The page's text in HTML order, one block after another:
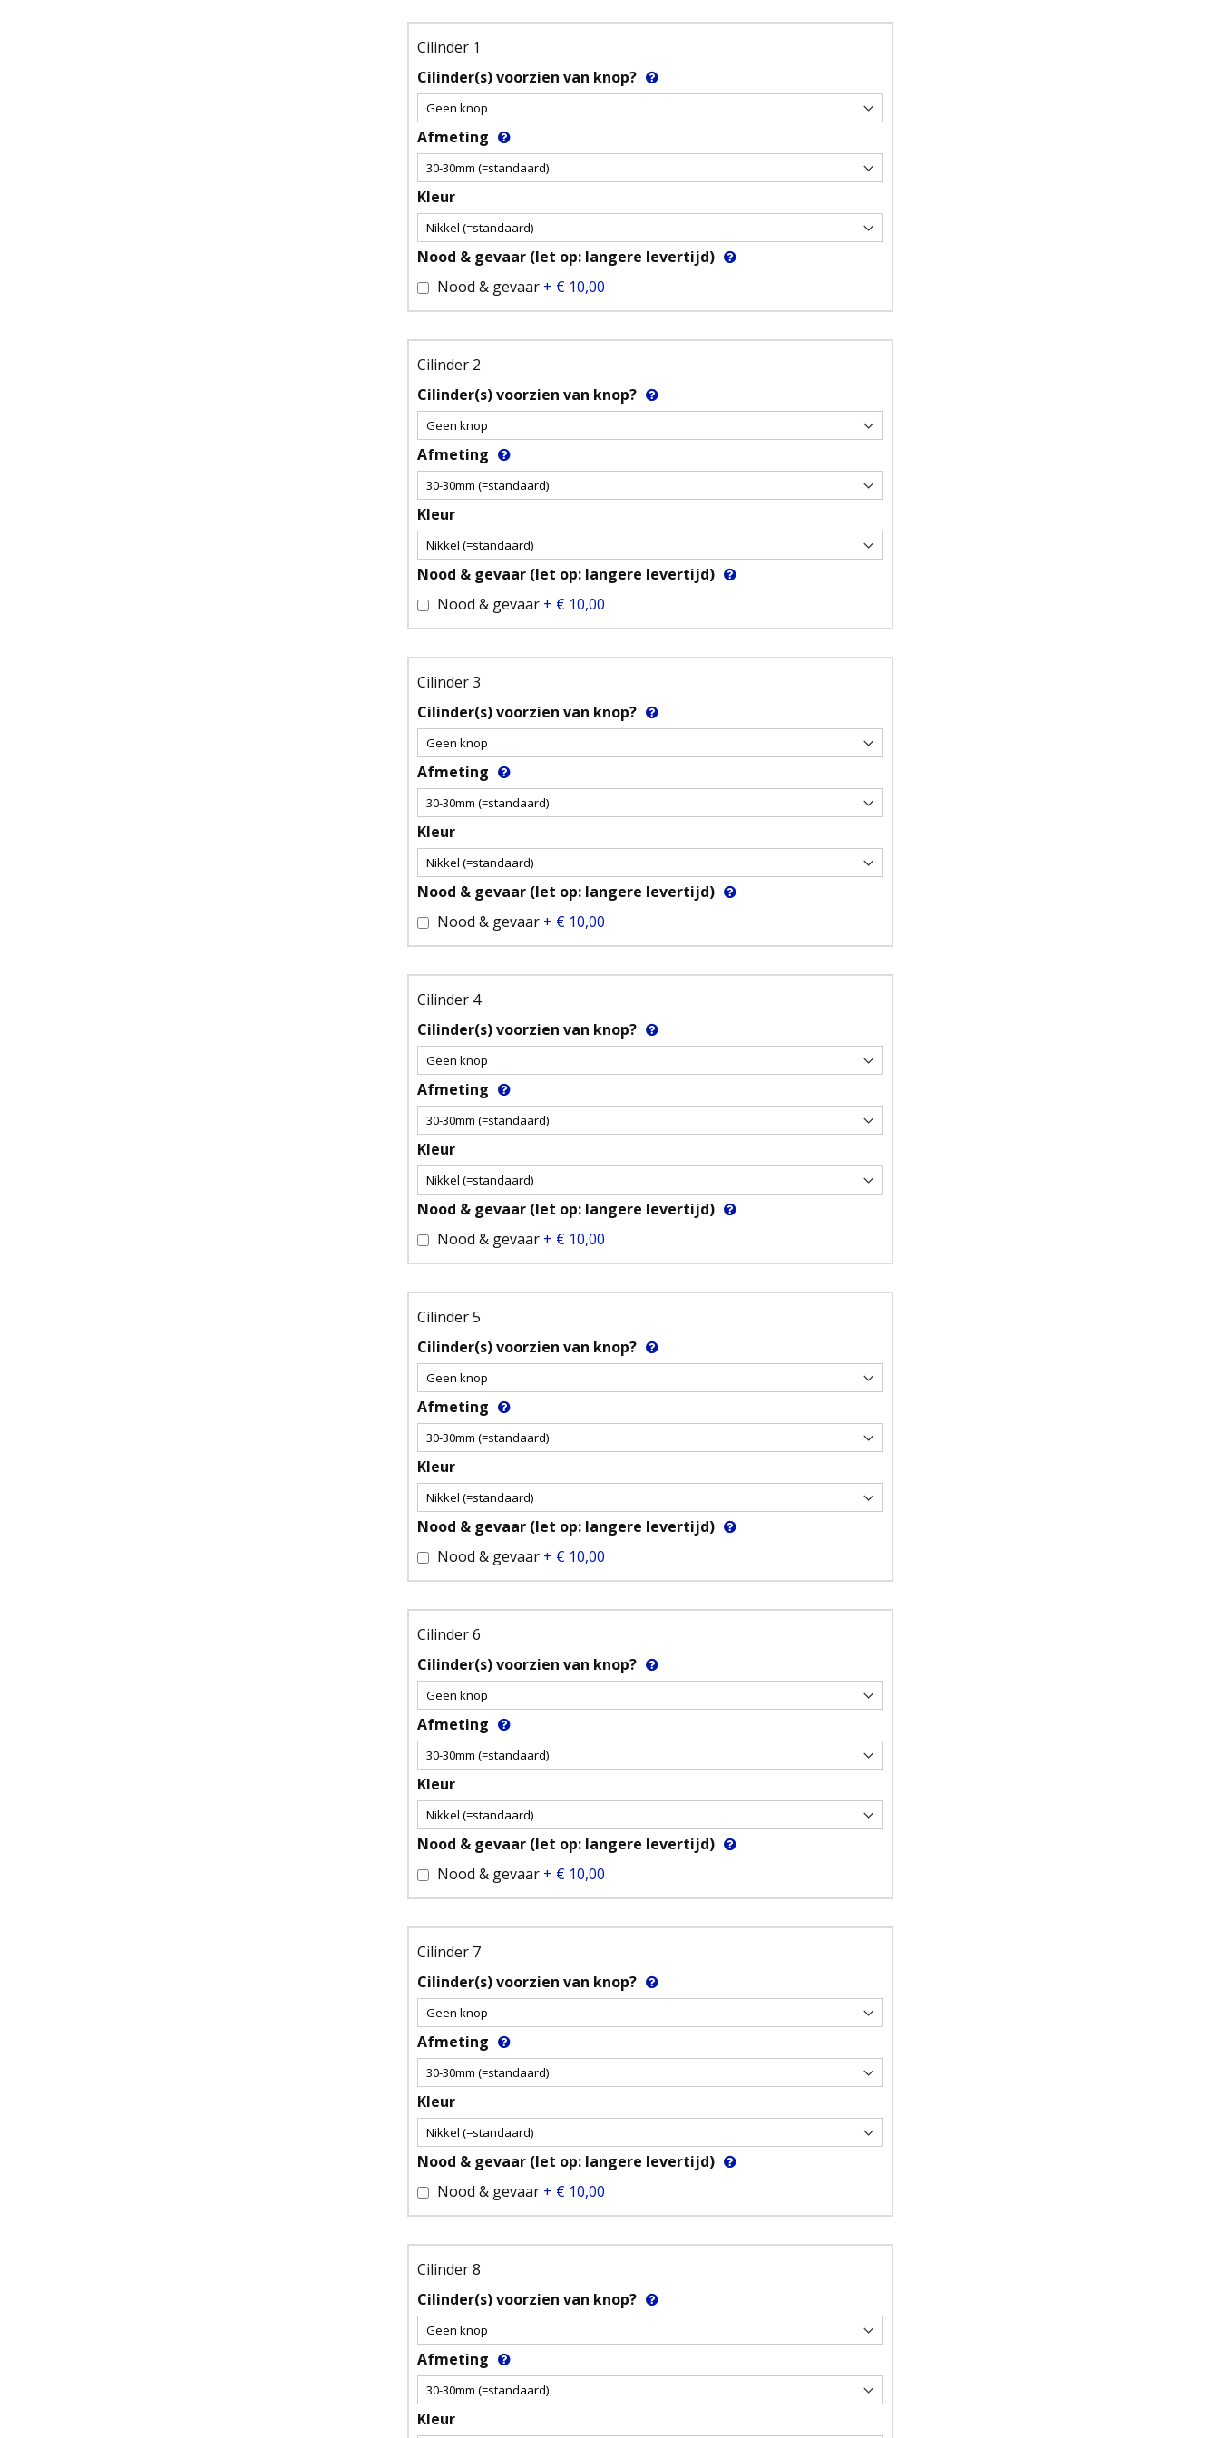
Cilinder 1
Cilinder(s) voorzien van knop?
Afmeting
Kleur
Nood & gevaar (let op: langere levertijd)
Nood & gevaar + € 10,00
Cilinder 2
Cilinder(s) voorzien van knop?
Afmeting
Kleur
Nood & gevaar (let op: langere levertijd)
Nood & gevaar + € 10,00
Cilinder 3
Cilinder(s) voorzien van knop?
Afmeting
Kleur
Nood & gevaar (let op: langere levertijd)
Nood & gevaar + € 10,00
Cilinder 4
Cilinder(s) voorzien van knop?
Afmeting
Kleur
Nood & gevaar (let op: langere levertijd)
Nood & gevaar + € 10,00
Cilinder 5
Cilinder(s) voorzien van knop?
Afmeting
Kleur
Nood & gevaar (let op: langere levertijd)
Nood & gevaar + € 10,00
Cilinder 6
Cilinder(s) voorzien van knop?
Afmeting
Kleur
Nood & gevaar (let op: langere levertijd)
Nood & gevaar + € 10,00
Cilinder 7
Cilinder(s) voorzien van knop?
Afmeting
Kleur
Nood & gevaar (let op: langere levertijd)
Nood & gevaar + € 10,00
Cilinder 8
Cilinder(s) voorzien van knop?
Afmeting
Kleur